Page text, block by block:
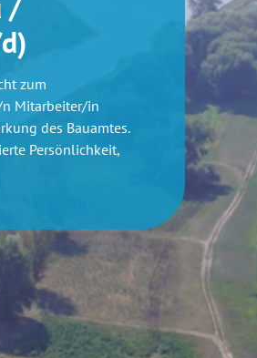
zum
Mitarbeiter/in
des Bauamtes.
Persönlichkeit,